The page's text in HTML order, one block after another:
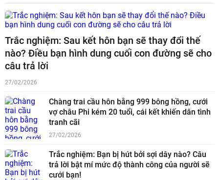
Trắc nghiệm: Sau kết hôn bạn sẽ thay đổi thế
nào? Điều bạn hình dung cuối con đường sẽ cho
câu trả lời
27/02/2026
Chàng trai cầu hôn bằng 999 bông hồng, cưới
vợ châu Phi kém 20 tuổi, cái kết khiến dân tình
tranh cãi
27/02/2026
Trắc nghiệm: Bạn bị hút bởi sợi dây nào? Câu
trả lời bật mí mức độ thành công của người sẽ
cưới bạn!